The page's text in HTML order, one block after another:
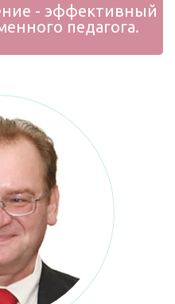
- эффективный
педагога.